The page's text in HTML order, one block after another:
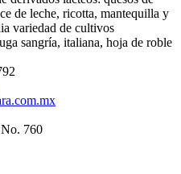
de leche, ricotta, mantequilla y
variedad de cultivos
sangría, italiana, hoja de roble
760